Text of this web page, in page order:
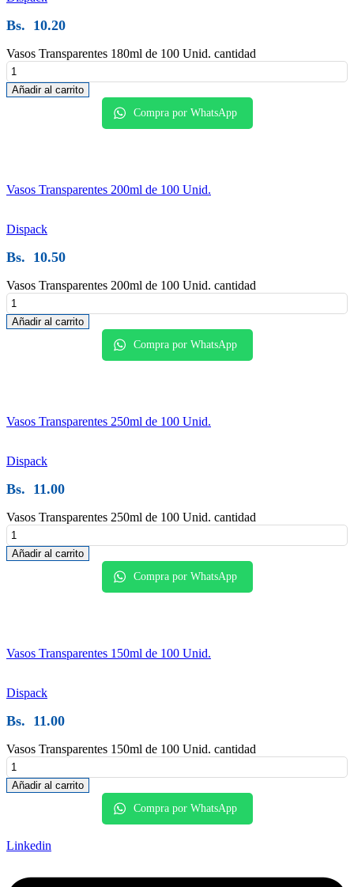
Bs. 10.20
Vasos Transparentes 180ml de 100 Unid. cantidad
Añadir al carrito
Compra por WhatsApp
Vasos Transparentes 200ml de 100 Unid.
Dispack
Bs. 10.50
Vasos Transparentes 200ml de 100 Unid. cantidad
Añadir al carrito
Compra por WhatsApp
Vasos Transparentes 250ml de 100 Unid.
Dispack
Bs. 11.00
Vasos Transparentes 250ml de 100 Unid. cantidad
Añadir al carrito
Compra por WhatsApp
Vasos Transparentes 150ml de 100 Unid.
Dispack
Bs. 11.00
Vasos Transparentes 150ml de 100 Unid. cantidad
Añadir al carrito
Compra por WhatsApp
Linkedin